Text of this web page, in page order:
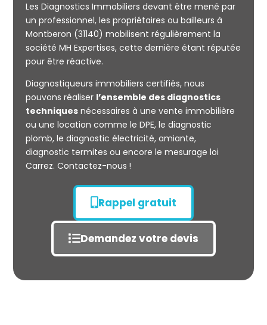
Mesurage
CARREZ
Les Diagnostics Immobiliers devant être mené par
un professionnel, les propriétaires ou bailleurs à
Montberon (31140) mobilisent régulièrement la
société MH Expertises, cette dernière étant réputée
pour être réactive.
Diagnostiqueurs immobiliers certifiés, nous
pouvons réaliser l’ensemble des diagnostics
techniquesnécessaires à une vente immobilière
ou une location comme le DPE, le diagnostic
plomb, le diagnostic électricité, amiante,
diagnostic termites ou encore le mesurage loi
Carrez. Contactez-nous !
Rappel gratuit
Demandez votre devis